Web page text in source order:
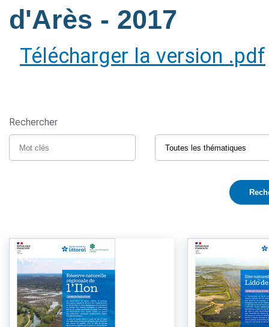
d'Arès - 2017
Télécharger la version .pdf
Rechercher